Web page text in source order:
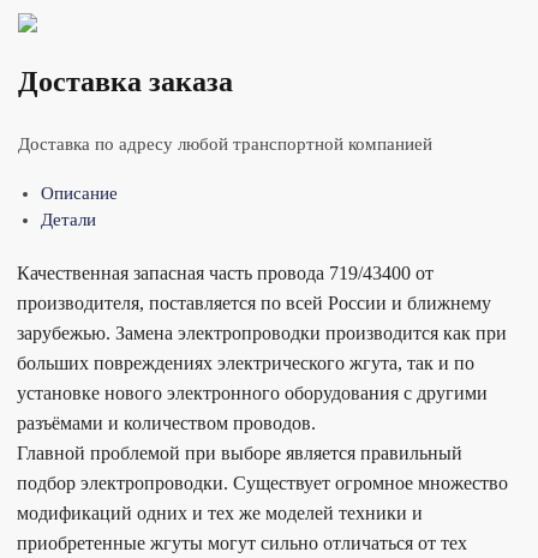
Доставка заказа
Доставка по адресу любой транспортной компанией
Описание
Детали
Качественная запасная часть провода 719/43400 от
производителя, поставляется по всей России и ближнему
зарубежью. Замена электропроводки производится как при
больших повреждениях электрического жгута, так и по
установке нового электронного оборудования с другими
разъёмами и количеством проводов.
Главной проблемой при выборе является правильный
подбор электропроводки. Существует огромное множество
модификаций одних и тех же моделей техники и
приобретенные жгуты могут сильно отличаться от тех